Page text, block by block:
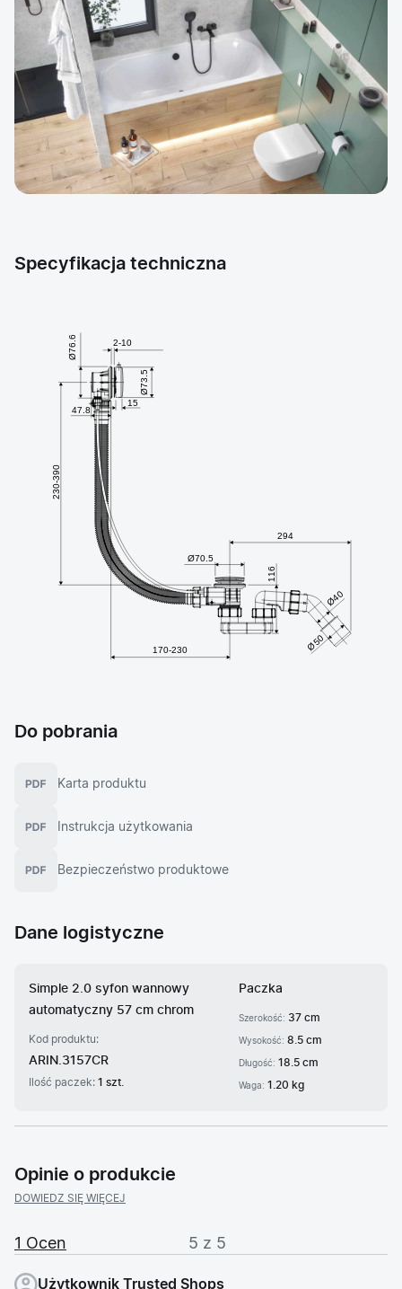
Specyfikacja techniczna
Do pobrania
Karta produktu
Instrukcja użytkowania
Bezpieczeństwo produktowe
Dane logistyczne
Simple 2.0 syfon wannowy
automatyczny 57 cm chrom
Kod produktu:
ARIN.3157CR
Ilość paczek: 1 szt.
Paczka
Szerokość: 37 cm
Wysokość:8.5 cm
Długość:18.5 cm
Waga:1.20 kg
Opinie o produkcie
DOWIEDZ SIĘ WIĘCEJ
1 Ocen 5 z 5
Użytkownik Trusted Shops